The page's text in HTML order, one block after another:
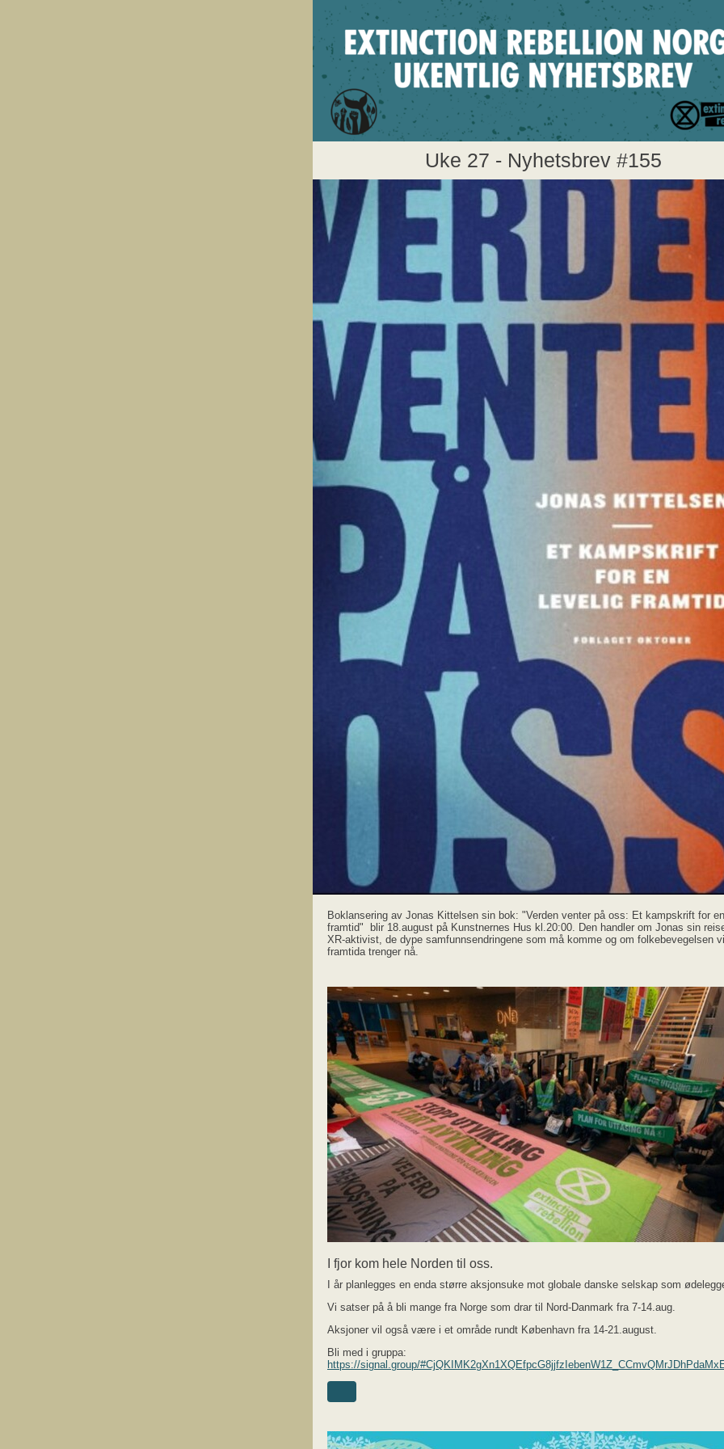
Uke 27 - Nyhetsbrev #155
Boklansering av Jonas Kittelsen sin bok: "Verden venter på oss: Et kampskrift for
framtid" blir 18.august på Kunstnernes Hus kl.20:00. Den handler om Jonas sin
XR-aktivist, de dype samfunnsendringene som må komme og om folkebevegelsen
framtida trenger nå.
I fjor kom hele Norden til oss.
I år planlegges en enda større aksjonsuke mot globale danske selskap som
Vi satser på å bli mange fra Norge som drar til Nord-Danmark fra 7-14.aug.
Aksjoner vil også være i et område rundt København fra 14-21.august.
Bli med i gruppa:
https://signal.group/